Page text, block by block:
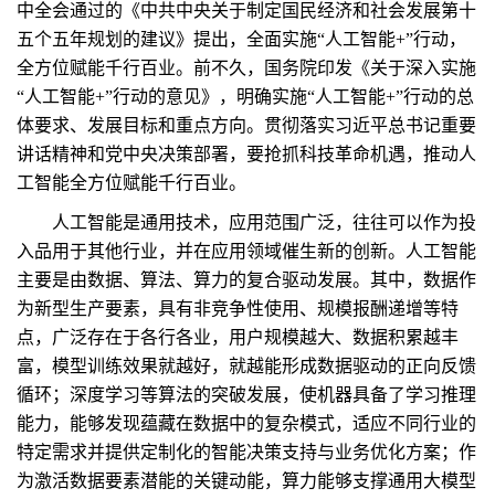
中全会通过的《中共中央关于制定国民经济和社会发展第十
五个五年规划的建议》提出，全面实施“人工智能+”行动，
全方位赋能千行百业。前不久，国务院印发《关于深入实施
“人工智能+”行动的意见》，明确实施“人工智能+”行动的总
体要求、发展目标和重点方向。贯彻落实习近平总书记重要
讲话精神和党中央决策部署，要抢抓科技革命机遇，推动人
工智能全方位赋能千行百业。
人工智能是通用技术，应用范围广泛，往往可以作为投
入品用于其他行业，并在应用领域催生新的创新。人工智能
主要是由数据、算法、算力的复合驱动发展。其中，数据作
为新型生产要素，具有非竞争性使用、规模报酬递增等特
点，广泛存在于各行各业，用户规模越大、数据积累越丰
富，模型训练效果就越好，就越能形成数据驱动的正向反馈
循环；深度学习等算法的突破发展，使机器具备了学习推理
能力，能够发现蕴藏在数据中的复杂模式，适应不同行业的
特定需求并提供定制化的智能决策支持与业务优化方案；作
为激活数据要素潜能的关键动能，算力能够支撑通用大模型